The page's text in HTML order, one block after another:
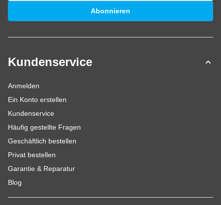
E-Mailadresse
Abonnieren
Kundenservice
Anmelden
Ein Konto erstellen
Kundenservice
Häufig gestellte Fragen
Geschäftlich bestellen
Privat bestellen
Garantie & Reparatur
Blog